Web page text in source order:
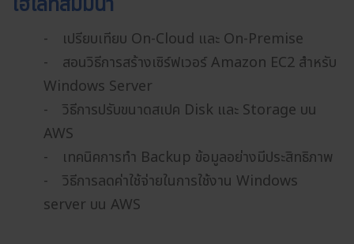
- เปรียบเทียบ On-Cloud และ On-Premise
- สอนวิธีการสร้างเซิร์ฟเวอร์ Amazon EC2 สำหรับ
Windows Server
- วิธีการปรับขนาดสเปค Disk และ Storage บน
AWS
- เทคนิคการทำ Backup ข้อมูลอย่างมีประสิทธิภาพ
- วิธีการลดค่าใช้จ่ายในการใช้งาน Windows
server บน AWS